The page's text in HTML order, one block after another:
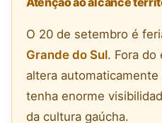
O 20 de setembro é
Grande do Sul. Fora do
altera
tenha enorme
da cultura gaúcha.